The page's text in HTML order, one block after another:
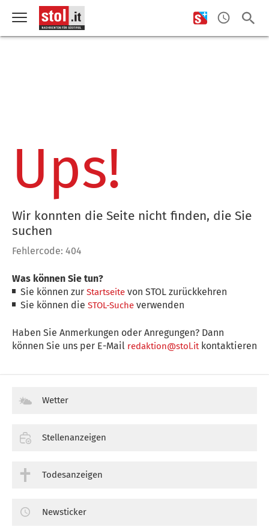
Ups!
Wir konnten die Seite nicht finden, die Sie
suchen
Fehlercode: 404
Was können Sie tun?
Sie können zurStartseite von STOL zurückkehren
Sie können dieSTOL-Suche verwenden
Haben Sie Anmerkungen oder Anregungen? Dann
können Sie uns per E-Mail redaktion@stol.itkontaktieren
Wetter
Stellenanzeigen
Todesanzeigen
Newsticker